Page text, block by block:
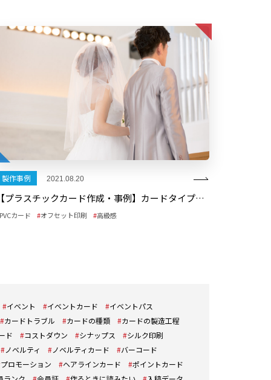
製作事例 2021.08.20
【プラスチックカード作成・事例】カードタイプのカタログギフト
カード オフセット印刷 高級感
イベント イベントカード
イベントパス
カードトラブル
カードの種類
カードの製造工程
ド
コストダウン シナップス
シルク印刷
ノベルティ
ノベルティカード
バーコード
プロモーション
ヘアラインカード
ポイントカード